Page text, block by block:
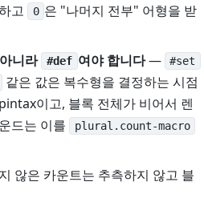
고
0 은 "나머지 전부" 어형을 받
니라 #def 여야 합니다— #set
같은 값은 복수형을 결정하는 시점
이고, 블록 전체가 비어서 렌
드는 이를
plural.count-macro
않은 카운트는 추측하지 않고 블